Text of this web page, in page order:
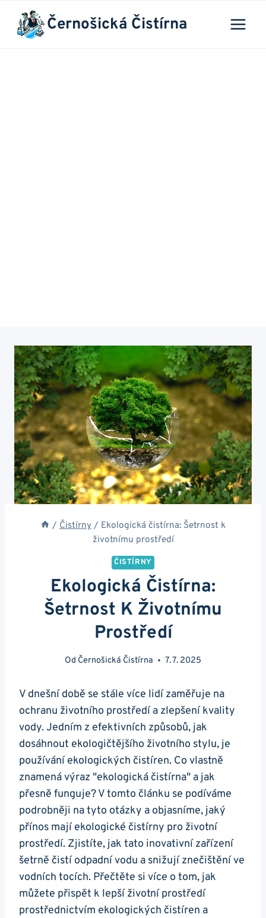
Přeskočit
obsah
Černošická Čistírna
/ Čistírny / Ekologická čistírna: Šetrnost k
životnímu prostředí
ČISTÍRNY
Ekologická Čistírna:
Šetrnost K Životnímu
Prostředí
Od Černošická Čistírna 7. 7. 2025
V dnešní době se stále více lidí zaměřuje na
ochranu životního prostředí a zlepšení kvality
vody. Jedním z efektivních způsobů, jak
dosáhnout ekologičtějšího životního stylu, je
používání ekologických čistíren. Co vlastně
znamená výraz "ekologická čistírna" a jak
přesně funguje? V tomto článku se podíváme
podrobněji na tyto otázky a objasníme, jaký
přínos mají ekologické čistírny pro životní
prostředí. Zjistíte, jak tato inovativní zařízení
šetrně čistí odpadní vodu a snižují znečištění ve
vodních tocích. Přečtěte si více o tom, jak
můžete přispět k lepší životní prostředí
prostřednictvím ekologických čistíren a